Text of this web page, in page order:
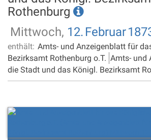
Rothenburg
Mittwoch, 12. Februar
enthält: Amts- und Anzeigenblatt für
Bezirksamt Rothenburg o.T. Amts- und
die Stadt und das Königl. Bezirksamt